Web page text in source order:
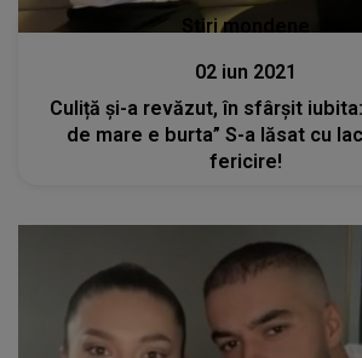
Stiri mondene
02 iun 2021
Culiță și-a revăzut, în sfârșit
de mare e burta” S-a lăsat cu
fericire!